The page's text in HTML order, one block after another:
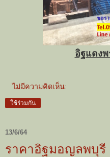
อิฐแดง
ไม่มีความคิดเห็น:
ใช้ร่วมกัน
13/6/64
ราคาอิฐมอญลพบุรี